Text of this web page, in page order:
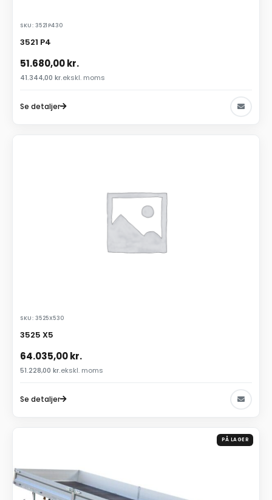
SKU: 3521P430
3521 P4
51.680,00kr.
41.344,00 kr.ekskl. moms
Se detaljer
SKU: 3525X530
3525 X5
64.035,00kr.
51.228,00 kr.ekskl. moms
Se detaljer
PÅ LAGER